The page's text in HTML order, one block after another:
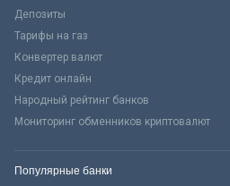
Депозиты
Тарифы на газ
Конвертер валют
Кредит онлайн
Народный рейтинг банков
Мониторинг обменников криптовалют
Популярные банки